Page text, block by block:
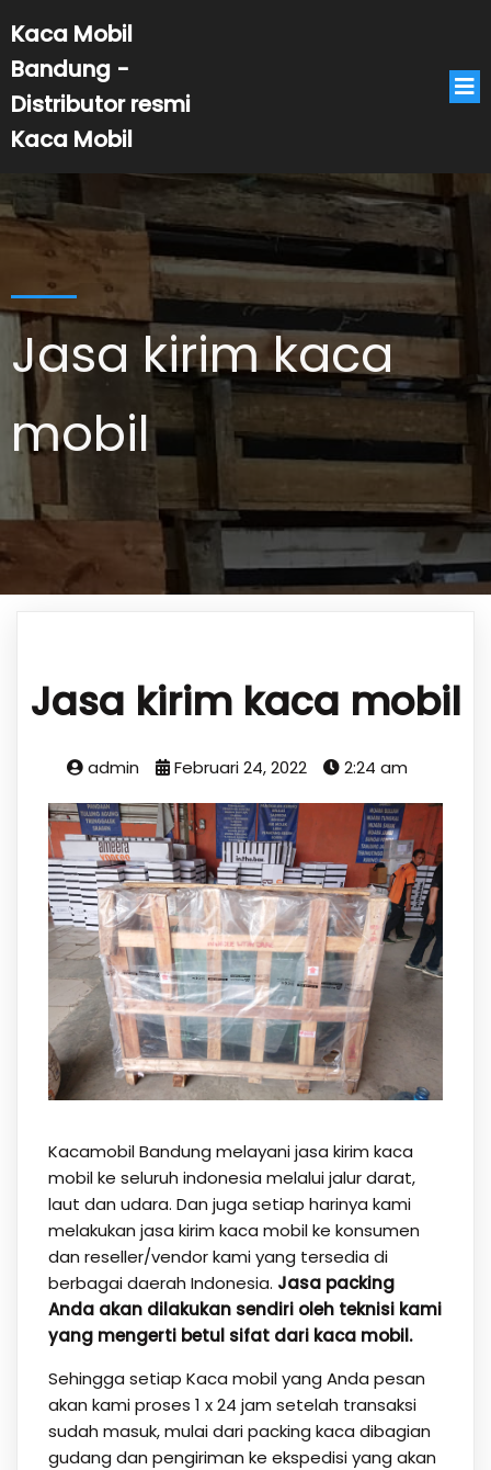
Kaca Mobil
Bandung -
Distributor resmi
Kaca Mobil
Jasa kirim kaca
mobil
Jasa kirim kaca mobil
admin Februari 24, 2022 2:24 am
Kacamobil Bandung melayani jasa kirim kaca
mobil ke seluruh indonesia melalui jalur darat,
laut dan udara. Dan juga setiap harinya kami
melakukan jasa kirim kaca mobil ke konsumen
dan reseller/vendor kami yang tersedia di
berbagai daerah Indonesia. Jasa packing
Anda akan dilakukan sendiri oleh teknisi kami
yang mengerti betul sifat dari kaca mobil.
Sehingga setiap Kaca mobil yang Anda pesan
akan kami proses 1 x 24 jam setelah transaksi
sudah masuk, mulai dari packing kaca dibagian
gudang dan pengiriman ke ekspedisi yang akan